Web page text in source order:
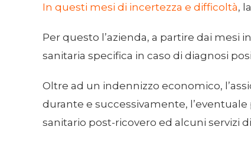
In questi mesi di incertezza e difficoltà,
Per questo l’azienda, a partire dai mesi
sanitaria specifica in caso di diagnosi
Oltre ad un indennizzo economico,
durante e successivamente,
sanitario post-ricovero ed alcuni servizi